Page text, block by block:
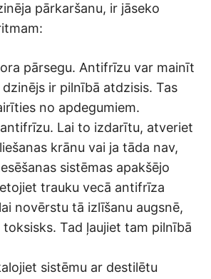
pārkaršanu, ir jāseko
pārsegu. Antifrīzu var mainīt
ir pilnībā atdzisis. Tas
no apdegumiem.
Lai to izdarītu, atveriet
krānu vai ja tāda nav,
sistēmas apakšējo
trauku vecā antifrīza
novērstu tā izlīšanu augsnē,
Tad ļaujiet tam pilnībā
sistēmu ar destilētu